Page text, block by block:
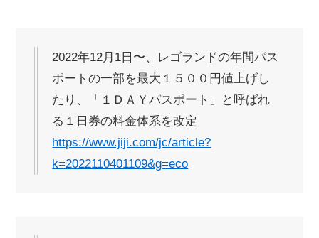
2022年12月1日〜、レゴランドの年間パス
ポートの一部を最大１５００円値上げし
たり、「１ＤＡＹパスポート」と呼ばれ
る１日券の料金体系を改定
https://www.jiji.com/jc/article?
k=2022110401109&g=eco